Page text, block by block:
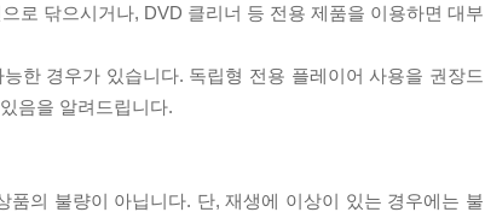
로 닦으시거나, DVD 클리너 등 전용 제품을 이용하면 대부
한 경우가 있습니다. 독립형 전용 플레이어 사용을 권장드
음을 알려드립니다.
의 불량이 아닙니다. 단, 재생에 이상이 있는 경우에는 불